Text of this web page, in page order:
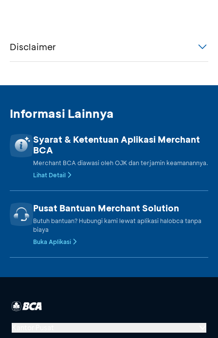
Disclaimer
Informasi Lainnya
Syarat & Ketentuan Aplikasi Merchant
BCA
Merchant BCA diawasi oleh OJK dan terjamin keamanannya.
Lihat Detail
Pusat Bantuan Merchant Solution
Butuh bantuan? Hubungi kami lewat aplikasi halobca tanpa
biaya
Buka Aplikasi